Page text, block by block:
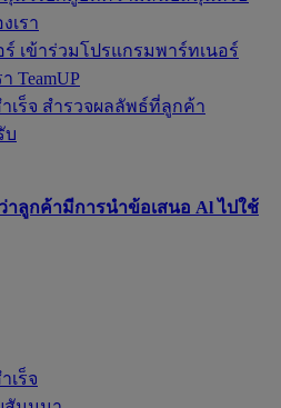
เรา
ร์ เข้าร่วมโปรแกรมพาร์ทเนอร์
TeamUP
เร็จ สำรวจผลลัพธ์ที่ลูกค้า
บ
าลูกค้ามีการนำข้อเสนอ Al ไปใช้
เร็จ